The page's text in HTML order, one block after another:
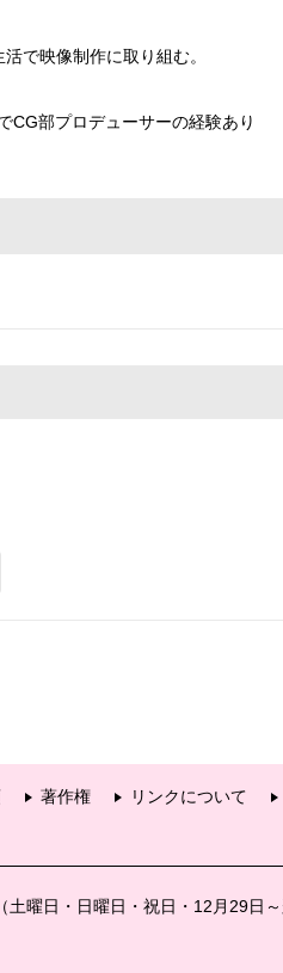
で映像制作に取り組む。
CG部プロデューサーの経験あり
著作権 リンクについて
曜日・日曜日・祝日・12月29日～